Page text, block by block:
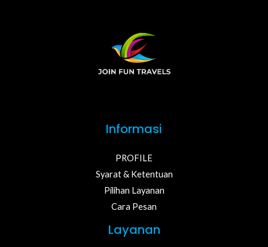
Informasi
PROFILE
Syarat & Ketentuan
Pilihan Layanan
Cara Pesan
Layanan